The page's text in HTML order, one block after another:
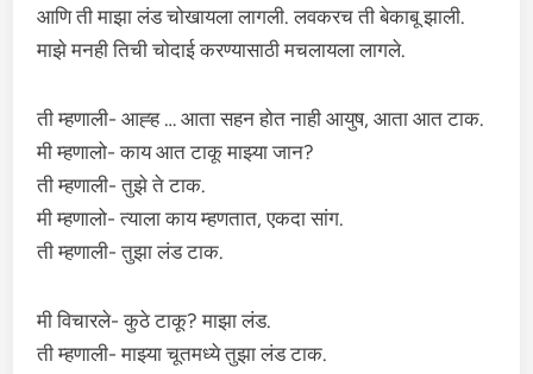
आणि ती माझा लंड चोखायला लागली. लवकरच ती बेकाबू झाली.
माझे मनही तिची चोदाई करण्यासाठी मचलायला लागले.
ती म्हणाली- आह्ह … आता सहन होत नाही आयुष, आता आत टाक.
मी म्हणालो- काय आत टाकू माझ्या जान?
ती म्हणाली- तुझे ते टाक.
मी म्हणालो- त्याला काय म्हणतात, एकदा सांग.
ती म्हणाली- तुझा लंड टाक.
मी विचारले- कुठे टाकू? माझा लंड.
ती म्हणाली- माझ्या चूतमध्ये तुझा लंड टाक.